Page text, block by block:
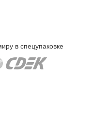
в спецупаковке